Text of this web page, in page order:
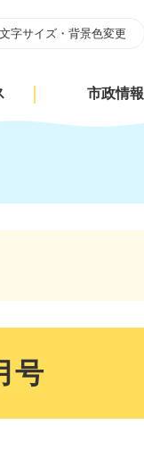
文字サイズ・背景色変更
市政情報
号